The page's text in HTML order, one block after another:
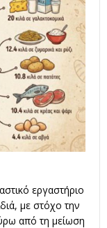
εργαστήριο
με στόχο την
από τη μείωση